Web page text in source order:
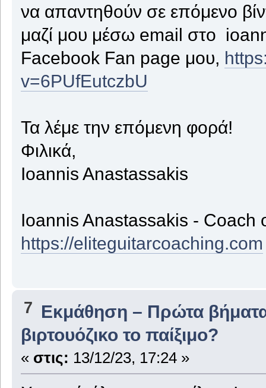
να απαντηθούν σε επόμενο
μαζί μου μέσω email στο
Facebook Fan page μου,
v=6PUfEutczbU
Τα λέμε την επόμενη φορά!
Φιλικά,
Ioannis Anastassakis
Ioannis Anastassakis - Coach
https://eliteguitarcoaching.com
7 Εκμάθηση – Πρώτα
βιρτουόζικο το παίξιμο?
« στις: 13/12/23, 17:24 »